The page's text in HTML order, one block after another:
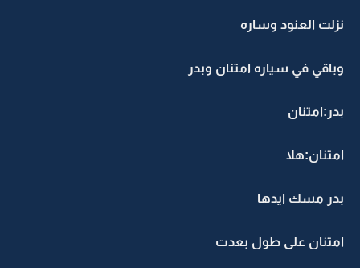
نزلت العنود وساره
وباقي في سياره امتنان وبدر
بدر:امتنان
امتنان:هلا
بدر مسك ايدها
امتنان على طول بعدت